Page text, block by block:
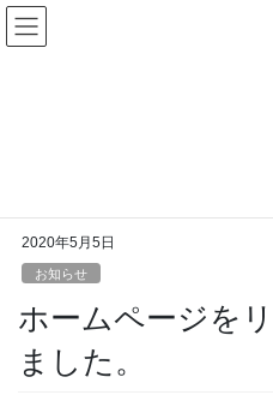
2020年5月5日
お知らせ
ホームページを
ました。